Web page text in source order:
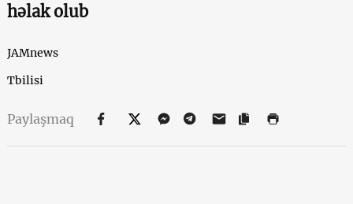
həlak olub
JAMnews
Tbilisi
Paylaşmaq